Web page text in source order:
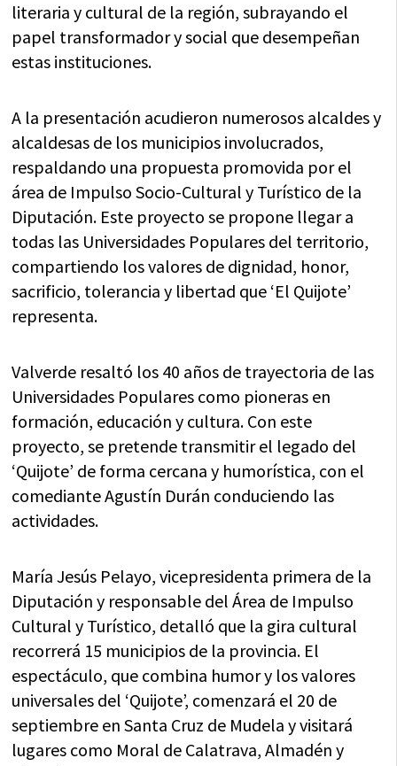
literaria y cultural de la región, subrayando el
papel transformador y social que desempeñan
estas instituciones.
A la presentación acudieron numerosos alcaldes y
alcaldesas de los municipios involucrados,
respaldando una propuesta promovida por el
área de Impulso Socio-Cultural y Turístico de la
Diputación. Este proyecto se propone llegar a
todas las Universidades Populares del territorio,
compartiendo los valores de dignidad, honor,
sacrificio, tolerancia y libertad que ‘El Quijote’
representa.
Valverde resaltó los 40 años de trayectoria de las
Universidades Populares como pioneras en
formación, educación y cultura. Con este
proyecto, se pretende transmitir el legado del
‘Quijote’ de forma cercana y humorística, con el
comediante Agustín Durán conduciendo las
actividades.
María Jesús Pelayo, vicepresidenta primera de la
Diputación y responsable del Área de Impulso
Cultural y Turístico, detalló que la gira cultural
recorrerá 15 municipios de la provincia. El
espectáculo, que combina humor y los valores
universales del ‘Quijote’, comenzará el 20 de
septiembre en Santa Cruz de Mudela y visitará
lugares como Moral de Calatrava, Almadén y